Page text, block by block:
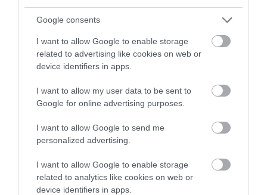
Google consents
I want to allow Google to enable storage
related to advertising like cookies on web or
device identifiers in apps.
I want to allow my user data to be sent to
Google for online advertising purposes.
I want to allow Google to send me
personalized advertising.
I want to allow Google to enable storage
related to analytics like cookies on web or
device identifiers in apps.
HŐKUPOLA MAGYARORSZÁG
FEDŐ, ÉS MI TÖRTÉNIK
ALATTA A TERMÉSZETTEL?
HÉTKÖZNAPI MADARAK ÉS
PILLANGÓK CSENDES